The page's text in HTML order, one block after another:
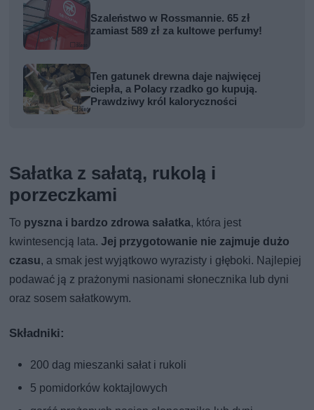
Szaleństwo w Rossmannie. 65 zł
zamiast 589 zł za kultowe perfumy!
Ten gatunek drewna daje najwięcej
ciepła, a Polacy rzadko go kupują.
Prawdziwy król kaloryczności
Sałatka z sałatą, rukolą i
porzeczkami
To pyszna i bardzo zdrowa sałatka, która jest
kwintesencją lata. Jej przygotowanie nie zajmuje dużo
czasu, a smak jest wyjątkowo wyrazisty i głęboki. Najlepiej
podawać ją z prażonymi nasionami słonecznika lub dyni
oraz sosem sałatkowym.
Składniki:
200 dag mieszanki sałat i rukoli
5 pomidorków koktajlowych